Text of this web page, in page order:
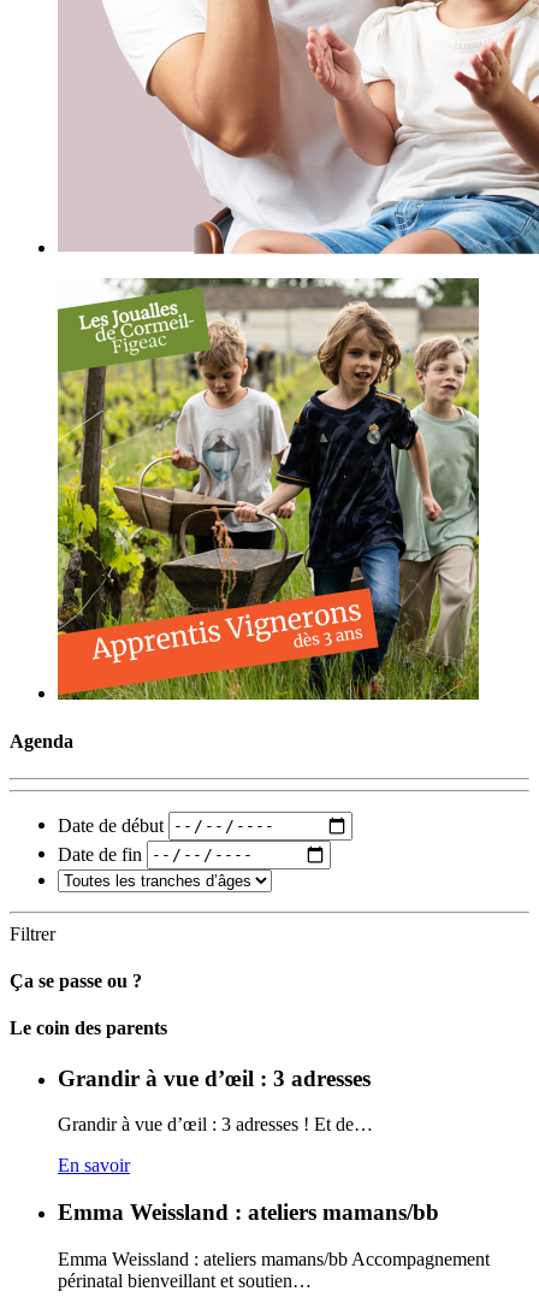
Agenda
Date de début
Date de fin
Filtrer
Ça se passe ou ?
Carto
Le coin des parents
Grandir à vue d’œil : 3 adresses
Grandir à vue d’œil : 3 adresses ! Et de…
En savoir
Emma Weissland : ateliers mamans/bb
Emma Weissland : ateliers mamans/bb Accompagnement
périnatal bienveillant et soutien…